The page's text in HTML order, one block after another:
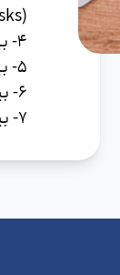
(Civil Engineering Completed Risks)
4- بیمه فساد کالا در سردخانه (DOS) (Deterioration Of Stock in Cold Storage)
5- بیمه عیوب اساسی و پنهان ساختمان (LDP) (Latent Defects of Building)
6- بیمه تمام خطر اموال
7- بیمه جامع ماشین آلات (CMI)